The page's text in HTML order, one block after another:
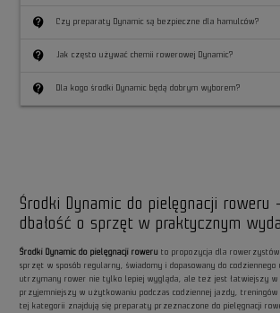
contact_support Czy preparaty Dynamic są bezpieczne dla hamulców?
contact_support Jak często używać chemii rowerowej Dynamic?
contact_support Dla kogo środki Dynamic będą dobrym wyborem?
Środki Dynamic do pielęgnacji roweru
dbałość o sprzęt w praktycznym
Środki Dynamic do pielęgnacji roweru to propozycja dla
sprzęt w sposób regularny, świadomy i dopasowany do
utrzymany rower nie tylko lepiej wygląda, ale też jest łatwiejszy w
przyjemniejszy w użytkowaniu podczas codziennej jazdy,
tej kategorii znajdują się preparaty przeznaczone do pielęgnacji